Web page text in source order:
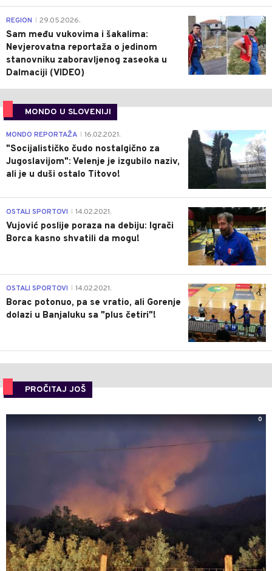
0
REGION 29.05.2026.
Sam među vukovima i šakalima:
Nevjerovatna reportaža o jedinom
stanovniku zaboravljenog zaseoka u
Dalmaciji (VIDEO)
MONDO U SLOVENIJI
4
MONDO REPORTAŽA 16.02.2021.
"Socijalističko čudo nostalgično za
Jugoslavijom": Velenje je izgubilo naziv,
ali je u duši ostalo Titovo!
1
OSTALI SPORTOVI 14.02.2021.
Vujović poslije poraza na debiju: Igrači
Borca kasno shvatili da mogu!
3
OSTALI SPORTOVI 14.02.2021.
Borac potonuo, pa se vratio, ali Gorenje
dolazi u Banjaluku sa "plus četiri"!
PROČITAJ JOŠ
0